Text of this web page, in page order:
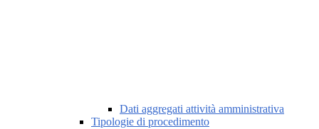
Dati aggregati attività amministrativa
Tipologie di procedimento